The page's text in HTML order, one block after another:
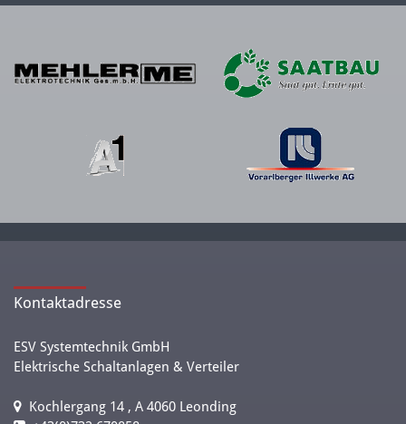
Kontaktadresse
ESV Systemtechnik GmbH
Elektrische Schaltanlagen & Verteiler
Kochlergang 14 , A 4060 Leonding